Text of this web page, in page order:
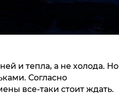
и тепла, а не холода. Но
Согласно
все-таки стоит ждать.